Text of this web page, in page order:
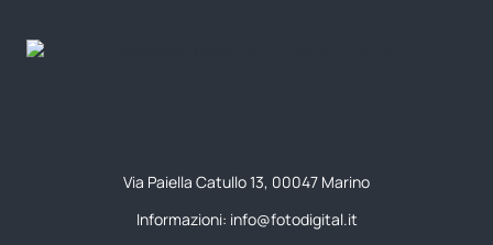
Via Paiella Catullo 13, 00047 Marino
Informazioni: info@fotodigital.it